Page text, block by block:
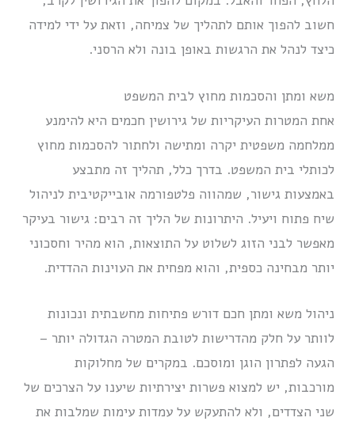
חשוב להפוך אותם לתהליך של צמיחה, וזאת על ידי למידה
כיצד לנהל את הרגשות באופן בונה ולא הרסני.
משא ומתן והסכמות מחוץ לבית המשפט
אחת המטרות העיקריות של גירושין חכמים היא להימנע
ממלחמה משפטית יקרה ומתישה ולחתור להסכמות מחוץ
לכותלי בית המשפט. בדרך כלל, תהליך זה מתבצע
באמצעות גישור, שמהווה פלטפורמה אובייקטיבית לניהול
שיח פתוח ויעיל. היתרונות של הליך זה רבים: גישור בעיקר
מאפשר לבני הזוג לשלוט על התוצאות, הוא מהיר וחסכוני
יותר מבחינה כספית, והוא מפחית את העוינות ההדדית.
ניהול משא ומתן חכם דורש פתיחות מחשבתית ונכונות
לוותר על חלק מהדרישות לטובת המטרה הגדולה יותר –
הגעה לפתרון הוגן ומוסכם. במקרים של מחלוקות
מורכבות, יש למצוא פשרות יצירתיות שיענו על הצרכים של
שני הצדדים, ולא להתעקש על עמדות עימות שמלבות את